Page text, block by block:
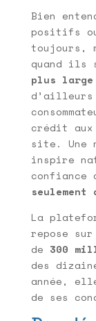
Bien
positifs
toujours,
quand ils
plus
crédit
site. Une
inspire
confiance
seulement
La
repose
de 300
des
année,
de ses